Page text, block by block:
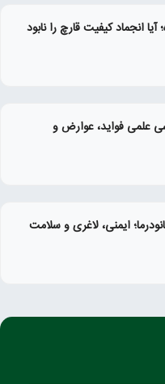
انجماد کیفیت قارچ را نابود
علمی فواید، عوارض و
ایمنی، لاغری و سلامت